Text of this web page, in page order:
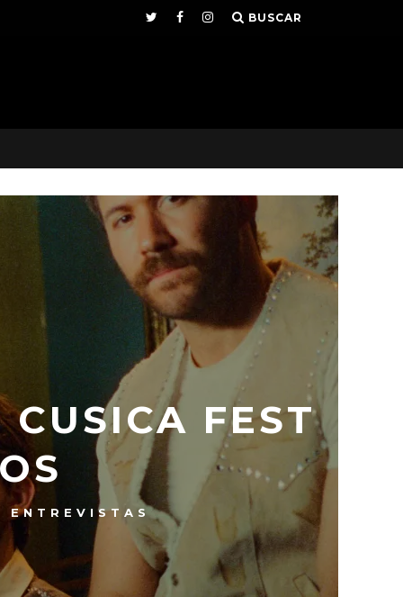
BUSCAR
FEST
ENTREVISTAS